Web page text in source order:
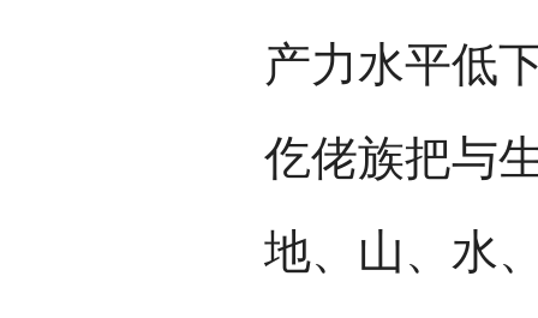
产力水平低
仡佬族把与
地、山、水